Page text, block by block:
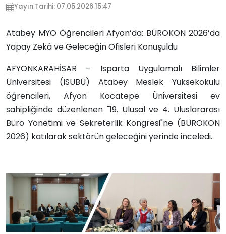
Yayın Tarihi: 07.05.2026 15:47
Atabey MYO Öğrencileri Afyon’da: BÜROKON 2026’da
Yapay Zekâ ve Geleceğin Ofisleri Konuşuldu
AFYONKARAHİSAR – Isparta Uygulamalı Bilimler
Üniversitesi (ISUBÜ) Atabey Meslek Yüksekokulu
öğrencileri, Afyon Kocatepe Üniversitesi ev
sahipliğinde düzenlenen "19. Ulusal ve 4. Uluslararası
Büro Yönetimi ve Sekreterlik Kongresi"ne (BÜROKON
2026) katılarak sektörün geleceğini yerinde inceledi.